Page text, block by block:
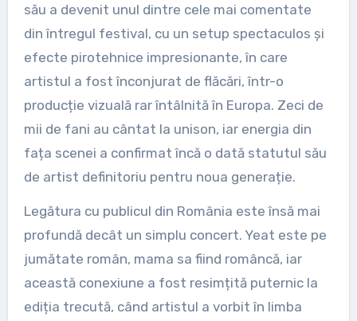
său a devenit unul dintre cele mai comentate
din întregul festival, cu un setup spectaculos și
efecte pirotehnice impresionante, în care
artistul a fost înconjurat de flăcări, într-o
producție vizuală rar întâlnită în Europa. Zeci de
mii de fani au cântat la unison, iar energia din
fața scenei a confirmat încă o dată statutul său
de artist definitoriu pentru noua generație.
Legătura cu publicul din România este însă mai
profundă decât un simplu concert. Yeat este pe
jumătate român, mama sa fiind româncă, iar
această conexiune a fost resimțită puternic la
ediția trecută, când artistul a vorbit în limba